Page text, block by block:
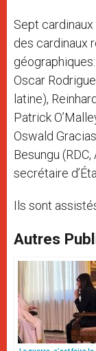
Sept
des cardinaux
Oscar
latine),
Patrick
Oswald
Besungu
secrétaire
Ils sont
Autres